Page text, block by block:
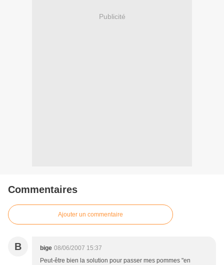
Publicité
Commentaires
Ajouter un commentaire
B bige 08/06/2007 15:37
Peut-être bien la solution pour passer mes pommes "en